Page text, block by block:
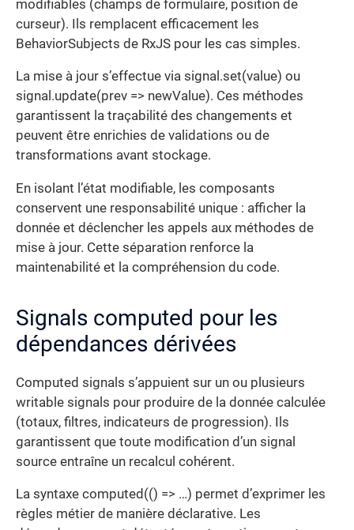
modifiables (champs de formulaire, position de
curseur). Ils remplacent efficacement les
BehaviorSubjects de RxJS pour les cas simples.
La mise à jour s’effectue via signal.set(value) ou
signal.update(prev => newValue). Ces méthodes
garantissent la traçabilité des changements et
peuvent être enrichies de validations ou de
transformations avant stockage.
En isolant l’état modifiable, les composants
conservent une responsabilité unique : afficher la
donnée et déclencher les appels aux méthodes de
mise à jour. Cette séparation renforce la
maintenabilité et la compréhension du code.
Signals computed pour les
dépendances dérivées
Computed signals s’appuient sur un ou plusieurs
writable signals pour produire de la donnée calculée
(totaux, filtres, indicateurs de progression). Ils
garantissent que toute modification d’un signal
source entraîne un recalcul cohérent.
La syntaxe computed(() => …) permet d’exprimer les
règles métier de manière déclarative. Les